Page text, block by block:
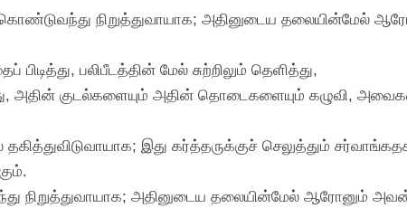
நிறுத்துவாயாக; அதினுடைய தலையின்மேல்
பலிபீடத்தின் மேல் சுற்றிலும் தெளித்து,
அதின் குடல்களையும் அதின் தொடைகளையும் கழுவி,
இது கர்த்தருக்குச் செலுத்தும்
நிறுத்துவாயாக; அதினுடைய தலையின்மேல் ஆரோனும்